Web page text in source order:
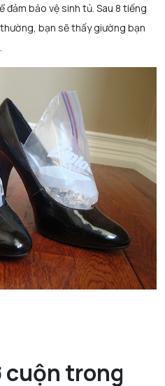
bảo vệ sinh tủ. Sau 8 tiếng
bạn sẽ thấy giường bạn
cuộn trong